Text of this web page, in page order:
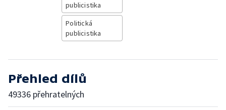
publicistika
Politická
publicistika
Přehled dílů
49336 přehratelných